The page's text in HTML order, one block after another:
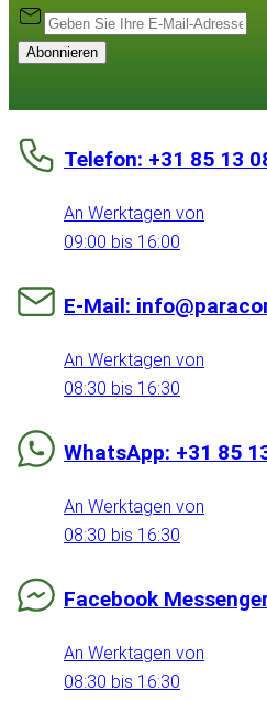
Abonnieren
Telefon: +31 85 13
An Werktagen von
09:00 bis 16:00
E-Mail:
An Werktagen von
08:30 bis 16:30
WhatsApp: +31 85
An Werktagen von
08:30 bis 16:30
Facebook
An Werktagen von
08:30 bis 16:30